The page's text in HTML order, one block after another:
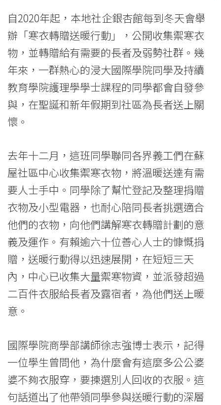
劃
為
弱
勢
社
群
暖
學
院
消
息
國
學
院
自2020年起，本地社企銀杏館每到冬天會舉
辦「寒衣轉贈送暖行動」，公開收集禦寒衣
物，並轉贈給有需要的長者及弱勢社群。幾
年來，一群熱心的浸大國際學院同學及持續
教育學院護理學學士課程的同學都會自發參
與，在聖誕和新年假期到社區為長者送上關
懷。
去年十二月，這班同學聯同各界義工們在蘇
屋社區中心收集禦寒衣物，將溫暖送達有需
要人士手中。同學除了幫忙登記及整理捐贈
衣物及小型電器，也耐心陪同長者挑選適合
他們的衣物，向他們講解寒衣轉贈計劃的意
義及運作。有賴逾六十位善心人士的慷慨捐
贈，送暖行動得以迅速展開，在短短三天
內，中心已收集大量禦寒物資，並派發超過
二百件衣服給長者及露宿者，為他們送上暖
意。
國際學院商學部講師徐志強博士表示，記得
一位學生曾問他，為什麼會有這麼多公公婆
婆不夠衣服穿，要揀選別人回收的衣服。這
句話道出了他帶領同學參與送暖行動的深層